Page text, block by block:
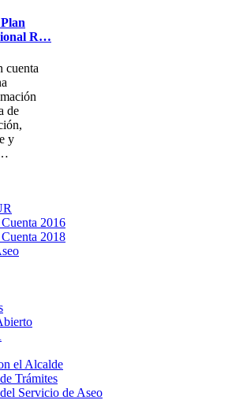
R…
cuenta
de
y
2016
2018
el Alcalde
Trámites
Servicio de Aseo